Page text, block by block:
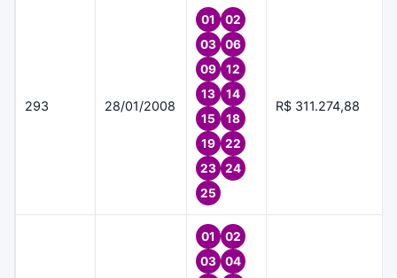
293 28/01/2008
01
02
03
06
09
12
13
14
15
18
19
22
23
24
25
R$ 311.274,88
01
02
03
04